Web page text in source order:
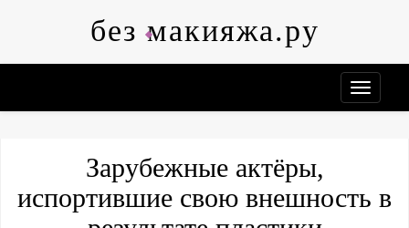
без макияжа.ру
Зарубежные актёры,
испортившие свою внешность в